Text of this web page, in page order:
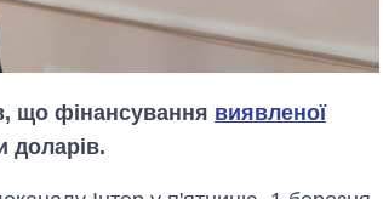
що фінансування виявленої
доларів.